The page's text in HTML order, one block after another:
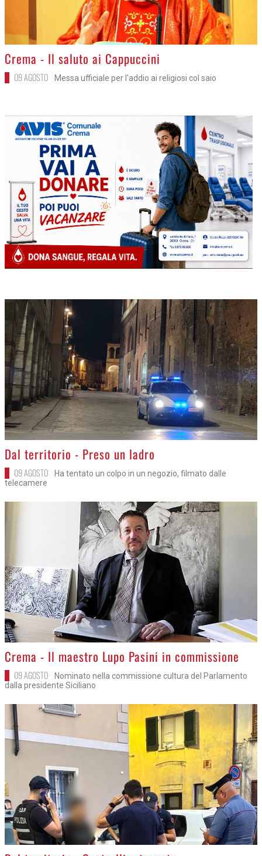
>
Crema - Il saluto ai Cappuccini
09 AGOSTO Messa ufficiale per l'addio ai religiosi col saio
>
Dal territorio - Preso un ladro
09 AGOSTO
Ha tentato un colpo in un negozio, filmato dalle
telecamere
>
Crema - Il maestro Lupo Pasini in commissione
09 AGOSTO
Nominato nella commissione cultura del Parlamento
dalla presidente Siciliano
>